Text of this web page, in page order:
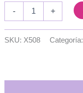
-
cm.
+
SKU: X508 Categoría: